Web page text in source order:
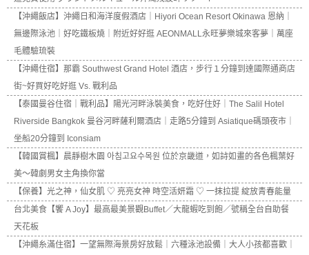
【沖繩飯店】沖繩日和海洋度假酒店｜Hiyori Ocean Resort Okinawa 恩納｜
無邊際泳池｜好吃鐵板燒｜附近好好逛 AEONMALL永旺夢樂城來客夢｜萬座
毛體驗琉裝
【沖繩住宿】那霸 Southwest Grand Hotel 酒店，步行１分鐘到達國際通商店
街~好買好吃好逛 Vs. 戰利品
【泰國曼谷住宿｜戰利品】陽光河畔泳裝美食，吃好住好｜The Salil Hotel
Riverside Bangkok 曼谷河畔薩利爾酒店｜走路5分鐘到 Asiatique碼頭夜市｜
坐船20分鐘到 Iconsiam
【韓國賞楓】晨靜樹木園 아침고요수목원 位於京畿道，如詩如畫的各色楓葉好
美～韓劇男女主角換你當
【保養】光之神，仙女肌 ♡ 亮亮女神 時空活妍霜 ♡ 一抹拉提 綻放青春能量
台北美食【饗 A Joy】最高最美景觀Buffet／大龍蝦吃到飽／號稱全台自助餐
天花板
【沖繩糸滿住宿】一望無際海景房好放鬆｜六種泳池設備｜大人小孩都喜歡｜